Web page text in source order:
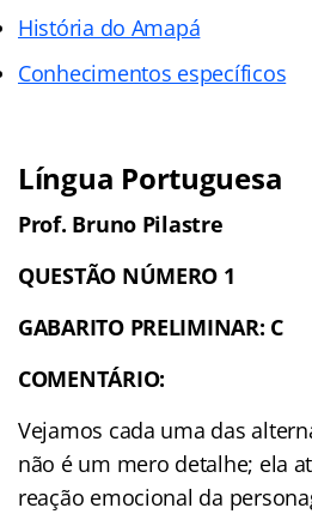
História do Amapá
Conhecimentos específicos
Língua Portuguesa
Prof. Bruno Pilastre
QUESTÃO NÚMERO 1
GABARITO PRELIMINAR: C
COMENTÁRIO:
Vejamos cada uma das
não é um mero detalhe; ela
reação emocional da